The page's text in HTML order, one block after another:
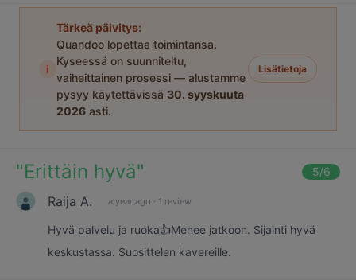
i
Tärkeä päivitys:
Quandoo lopettaa toimintansa.
Kyseessä on suunniteltu,
vaiheittainen prosessi — alustamme
pysyy käytettävissä 30. syyskuuta
2026 asti.
Lisätietoja
"Erittäin hyvä" 5/6
Raija A. a year ago · 1 review
Hyvä palvelu ja ruoka👍Menee jatkoon. Sijainti hyvä
keskustassa. Suosittelen kavereille.